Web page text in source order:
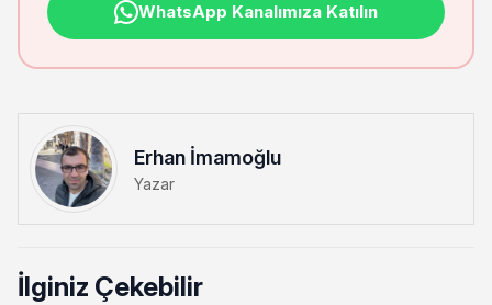
WhatsApp Kanalımıza Katılın
Erhan İmamoğlu
Yazar
İlginiz Çekebilir